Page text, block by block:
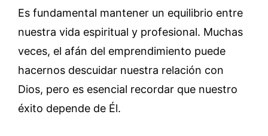
Es fundamental mantener un equilibrio entre
nuestra vida espiritual y profesional. Muchas
veces, el afán del emprendimiento puede
hacernos descuidar nuestra relación con
Dios, pero es esencial recordar que nuestro
éxito depende de Él.